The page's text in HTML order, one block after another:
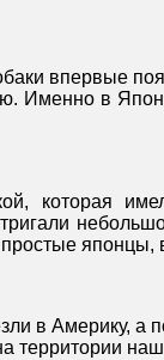
впервые
Именно в
которая
в Америку,
территории